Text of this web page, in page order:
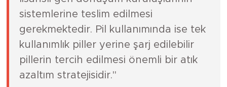
sistemlerine teslim edilmesi
gerekmektedir. Pil kullanımında ise tek
kullanımlık piller yerine şarj edilebilir
pillerin tercih edilmesi önemli bir atık
azaltım stratejisidir."